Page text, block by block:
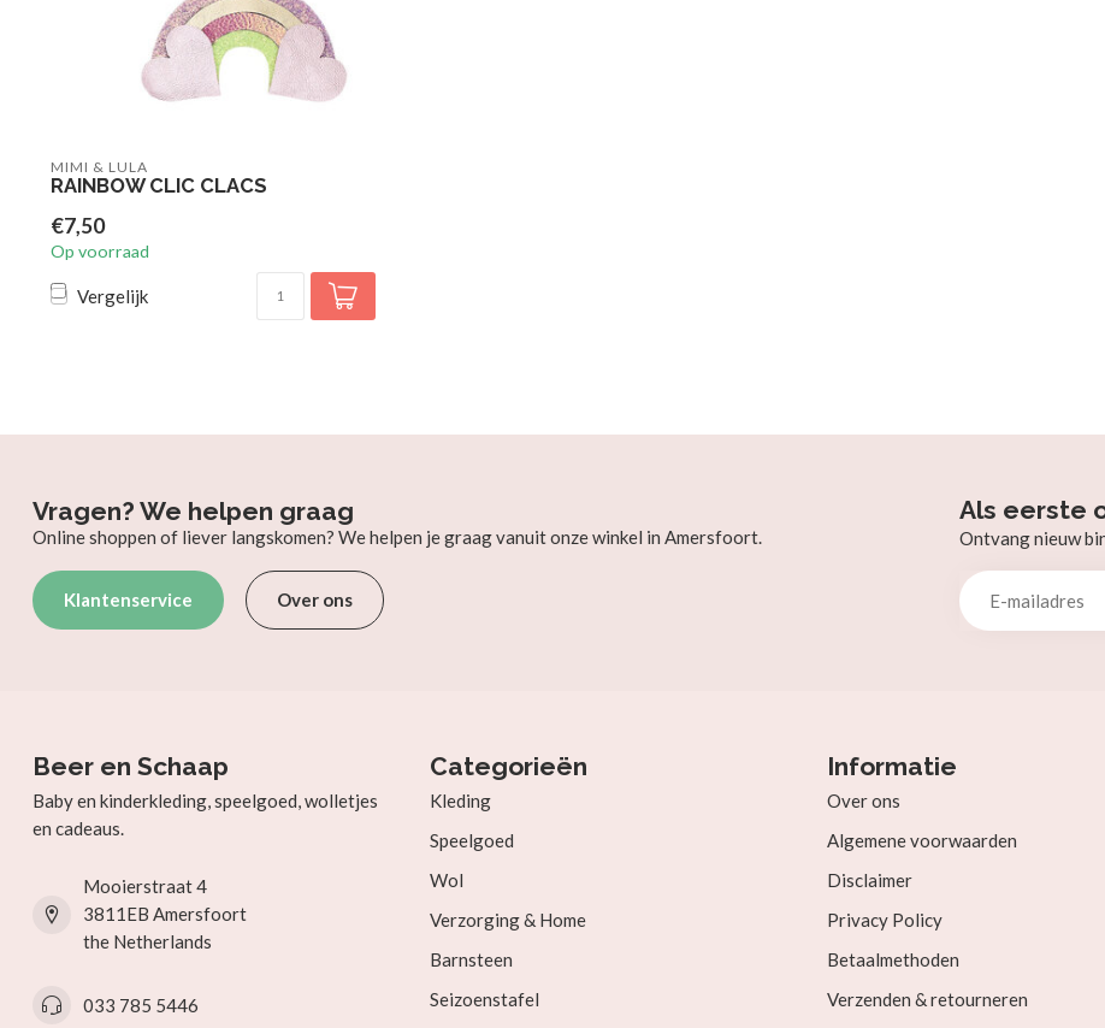
MIMI & LULA
RAINBOW CLIC CLACS
€7,50
Op voorraad
Vergelijk
Vragen? We helpen graag
Online shoppen of liever langskomen? We helpen je graag vanuit onze winkel in Amersfoort.
Klantenservice Over ons
Als eerste
Ontvang nieuw
Beer en Schaap
Baby en kinderkleding, speelgoed, wolletjes
en cadeaus.
Mooierstraat 4
3811EB Amersfoort
the Netherlands
033 785 5446
Categorieën
Kleding
Speelgoed
Wol
Verzorging & Home
Barnsteen
Seizoenstafel
Informatie
Over ons
Algemene voorwaarden
Disclaimer
Privacy Policy
Betaalmethoden
Verzenden & retourneren